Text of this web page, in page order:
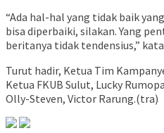
“Ada hal-hal yang tidak baik
bisa diperbaiki, silakan. Yang
beritanya tidak tendensius,”
Turut hadir, Ketua Tim
Ketua FKUB Sulut, Lucky
Olly-Steven, Victor Rarung.(tra)